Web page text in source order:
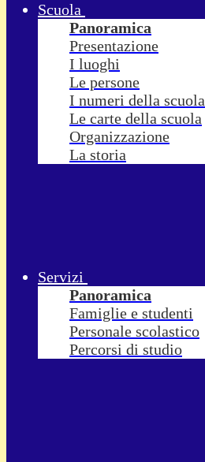
Scuola
Panoramica
Presentazione
I luoghi
Le persone
I numeri della scuola
Le carte della scuola
Organizzazione
La storia
Servizi
Panoramica
Famiglie e studenti
Personale scolastico
Percorsi di studio